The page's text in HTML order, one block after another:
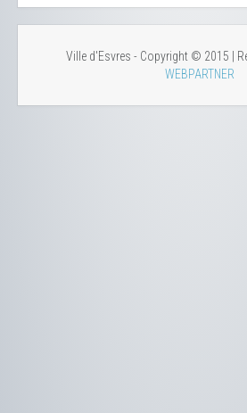
Ville d'Esvres - Copyright © 2015 |
WEBPARTNER